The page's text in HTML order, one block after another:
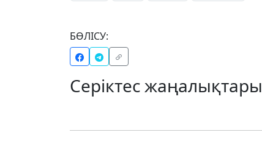
БӨЛІСУ:
Серіктес жаңалықтары